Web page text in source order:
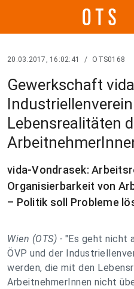
20.03.2017, 16:02:41 / OTS0168
Gewerkschaft
Lebensrealitäten
vida-Vondrasek:
Organisierbarkeit von
– Politik soll Probleme
Wien (OTS) - "Es geht nicht
ÖVP und der
werden, die mit den
ArbeitnehmerInnen nicht